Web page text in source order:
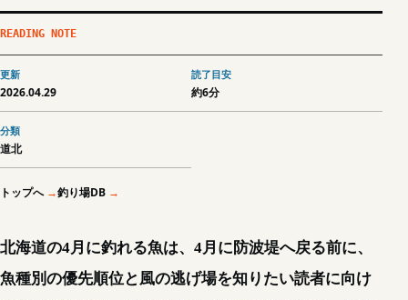
READING NOTE
更新
2026.04.29
読了目安
約6分
分類
道北
トップへ 釣り場DB
北海道の4月に釣れる魚は、4月に防波堤へ戻る前に、
魚種別の優先順位と風の逃げ場を知りたい読者に向け